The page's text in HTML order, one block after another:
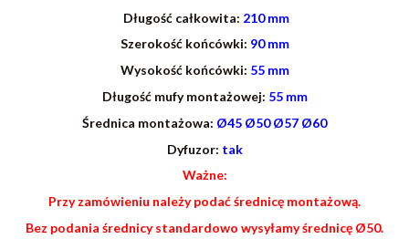
Długość całkowita: 210 mm
Szerokość końcówki: 90 mm
Wysokość końcówki: 55 mm
Długość mufy montażowej: 55 mm
Średnica montażowa: Ø45 Ø50 Ø57 Ø60
Dyfuzor: tak
Ważne:
Przy zamówieniu należy podać średnicę montażową.
Bez podania średnicy standardowo wysyłamy średnicę Ø50.